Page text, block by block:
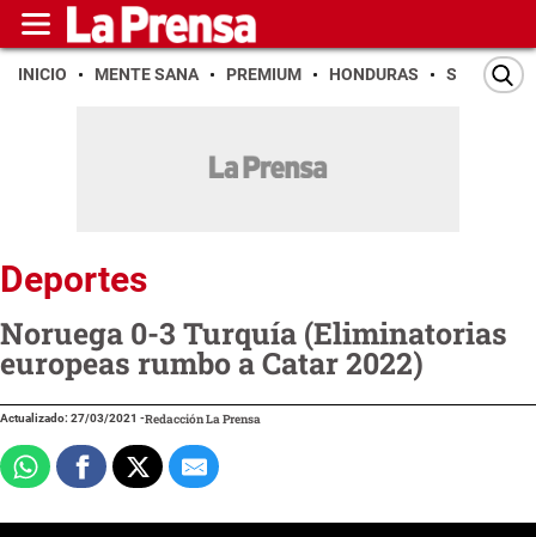
INICIO MENTE SANA PREMIUM HONDURAS SAN PEDRO
Deportes
Noruega 0-3 Turquía (Eliminatorias
europeas rumbo a Catar 2022)
Actualizado: 27/03/2021 -Redacción La Prensa